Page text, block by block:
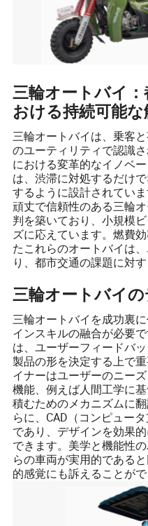
三輪オートバイ
おける持続可能な
三輪オートバイは、乗客
のユーティリティで認識
における変革的なイノベ
は、渋滞に対処するだけ
するように設計されてい
頑丈で信頼性のある三輪
判を築いており、小規模
ズに応えています。燃費
たこれらのオートバイは
り、都市交通の課題に対
三輪オートバイ
三輪オートバイを成功裏
インスキルの融合が必要
は、ユーザーフィードバ
製品の形を決定する上で
イナーはユーザーのニー
機能、例えば人間工学に
積むためのメカニズムに
らに、CAD（コンピュー
であり、デザインを効果
できます。美学と機能性
らの車両が実用的である
的感覚にも訴えることがで